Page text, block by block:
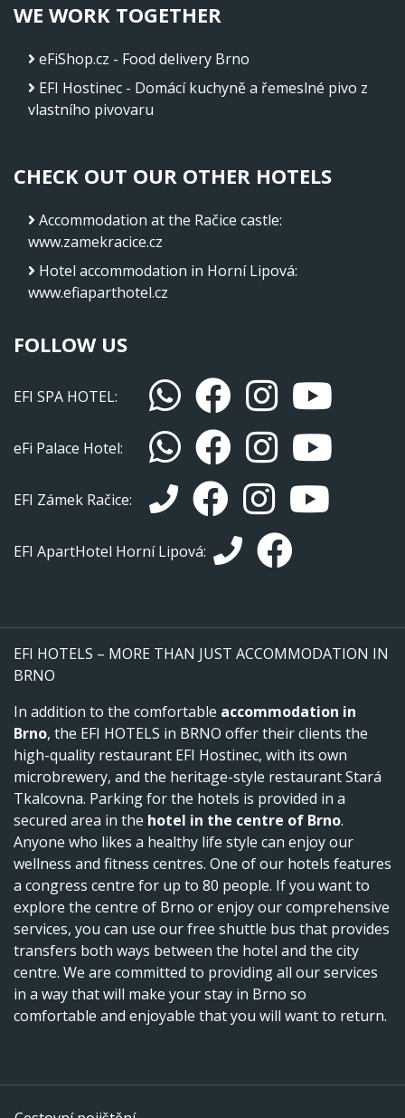
WE WORK TOGETHER
eFiShop.cz - Food delivery Brno
EFI Hostinec - Domácí kuchyně a řemeslné pivo z
vlastního pivovaru
CHECK OUT OUR OTHER HOTELS
Accommodation at the Račice castle:
www.zamekracice.cz
Hotel accommodation in Horní Lipová:
www.efiaparthotel.cz
FOLLOW US
EFI SPA HOTEL:
eFi Palace Hotel:
EFI Zámek Račice:
EFI ApartHotel Horní Lipová:
EFI HOTELS – MORE THAN JUST ACCOMMODATION IN
BRNO
In addition to the comfortable accommodation in
Brno, the EFI HOTELS in BRNO offer their clients the
high-quality restaurant EFI Hostinec, with its own
microbrewery, and the heritage-style restaurant Stará
Tkalcovna. Parking for the hotels is provided in a
secured area in the hotel in the centre of Brno.
Anyone who likes a healthy life style can enjoy our
wellness and fitness centres. One of our hotels features
a congress centre for up to 80 people. If you want to
explore the centre of Brno or enjoy our comprehensive
services, you can use our free shuttle bus that provides
transfers both ways between the hotel and the city
centre. We are committed to providing all our services
in a way that will make your stay in Brno so
comfortable and enjoyable that you will want to return.